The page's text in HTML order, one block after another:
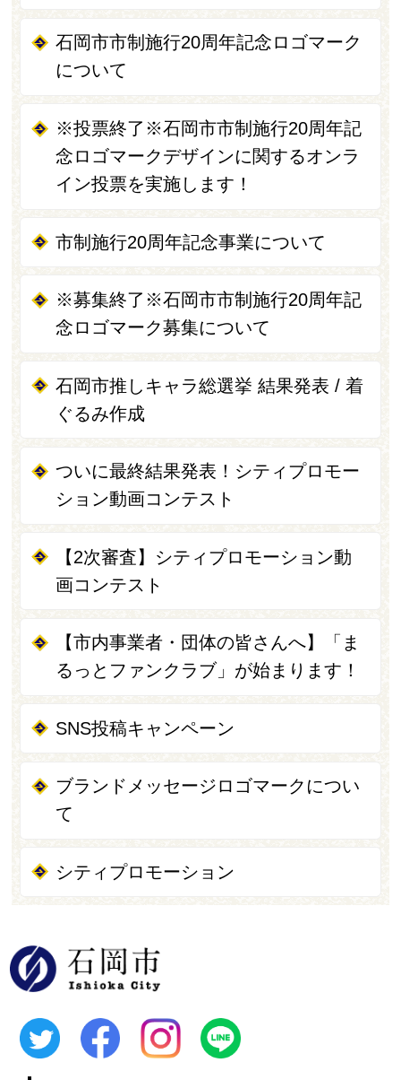
石岡市市制施行20周年記念ロゴマーク
について
※投票終了※石岡市市制施行20周年記
念ロゴマークデザインに関するオンラ
イン投票を実施します！
市制施行20周年記念事業について
※募集終了※石岡市市制施行20周年記
念ロゴマーク募集について
石岡市推しキャラ総選挙 結果発表 / 着
ぐるみ作成
ついに最終結果発表！シティプロモー
ション動画コンテスト
【2次審査】シティプロモーション動
画コンテスト
【市内事業者・団体の皆さんへ】「ま
るっとファンクラブ」が始まります！
SNS投稿キャンペーン
ブランドメッセージロゴマークについ
て
シティプロモーション